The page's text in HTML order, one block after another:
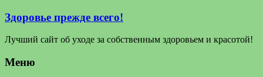
Здоровье прежде всего!
Лучший сайт об уходе за собственным здоровьем и красотой!
Меню